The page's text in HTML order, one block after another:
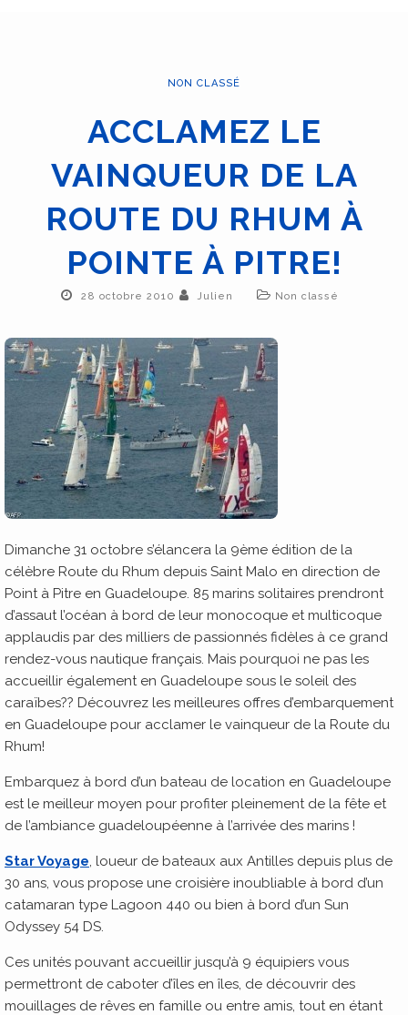
NON CLASSÉ
ACCLAMEZ LE
VAINQUEUR DE LA
ROUTE DU RHUM À
POINTE À PITRE!
28 octobre 2010 Julien Non classé
Dimanche 31 octobre s’élancera la 9ème édition de la
célèbre Route du Rhum depuis Saint Malo en direction de
Point à Pitre en Guadeloupe. 85 marins solitaires prendront
d’assaut l’océan à bord de leur monocoque et multicoque
applaudis par des milliers de passionnés fidèles à ce grand
rendez-vous nautique français. Mais pourquoi ne pas les
accueillir également en Guadeloupe sous le soleil des
caraïbes?? Découvrez les meilleures offres d’embarquement
en Guadeloupe pour acclamer le vainqueur de la Route du
Rhum!
Embarquez à bord d’un bateau de location en Guadeloupe
est le meilleur moyen pour profiter pleinement de la fête et
de l’ambiance guadeloupéenne à l’arrivée des marins !
Star Voyage, loueur de bateaux aux Antilles depuis plus de
30 ans, vous propose une croisière inoubliable à bord d’un
catamaran type Lagoon 440 ou bien à bord d’un Sun
Odyssey 54 DS.
Ces unités pouvant accueillir jusqu’à 9 équipiers vous
permettront de caboter d’îles en îles, de découvrir des
mouillages de rêves en famille ou entre amis, tout en étant